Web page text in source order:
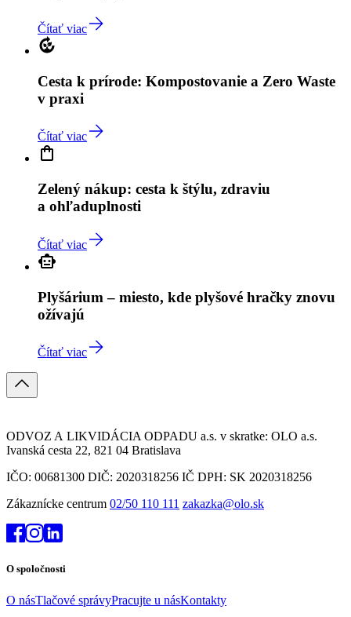
Čítať viac
Cesta k prírode: Kompostovanie a Zero Waste
v praxi
Čítať viac
Zelený nákup: cesta k štýlu, zdraviu
a ohľaduplnosti
Čítať viac
Plyšárium – miesto, kde plyšové hračky znovu
ožívajú
Čítať viac
ODVOZ A LIKVIDÁCIA ODPADU a.s. v skratke: OLO a.s.
Ivanská cesta 22, 821 04 Bratislava
IČO: 00681300 DIČ: 2020318256 IČ DPH: SK 2020318256
Zákaznícke centrum 02/50 110 111 zakazka@olo.sk
O spoločnosti
O násTlačové správyPracujte u násKontakty